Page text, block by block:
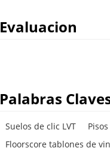
Evaluacion
Palabras
Suelos de clic LVT
Floorscore tablones de